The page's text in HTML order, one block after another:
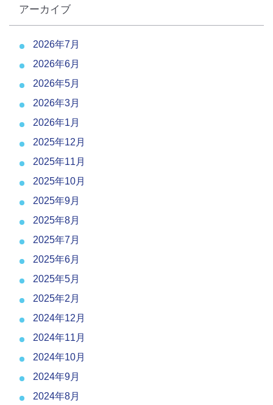
アーカイブ
2026年7月
2026年6月
2026年5月
2026年3月
2026年1月
2025年12月
2025年11月
2025年10月
2025年9月
2025年8月
2025年7月
2025年6月
2025年5月
2025年2月
2024年12月
2024年11月
2024年10月
2024年9月
2024年8月